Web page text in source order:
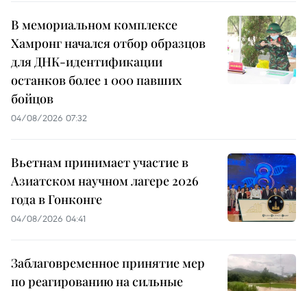
В мемориальном комплексе
Хамронг начался отбор образцов
для ДНК-идентификации
останков более 1 000 павших
бойцов
04/08/2026 07:32
Вьетнам принимает участие в
Азиатском научном лагере 2026
года в Гонконге
04/08/2026 04:41
Заблаговременное принятие мер
по реагированию на сильные